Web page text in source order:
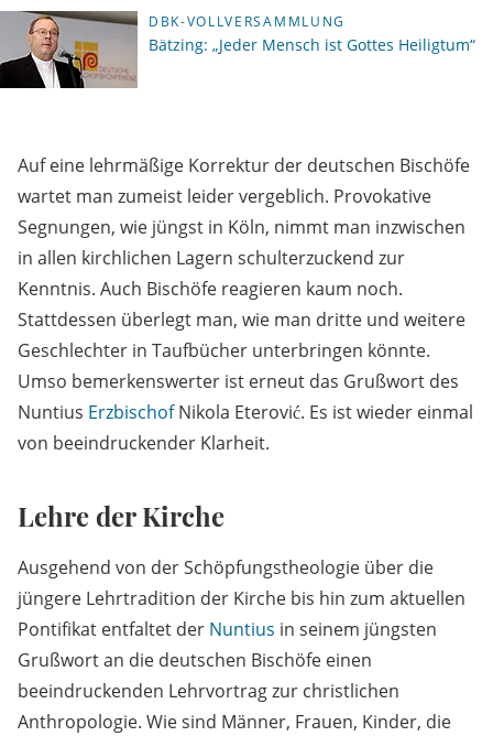
DBK-VOLLVERSAMMLUNG
Bätzing: „Jeder Mensch ist Gottes Heiligtum“
Auf eine lehrmäßige Korrektur der deutschen Bischöfe
wartet man zumeist leider vergeblich. Provokative
Segnungen, wie jüngst in Köln, nimmt man inzwischen
in allen kirchlichen Lagern schulterzuckend zur
Kenntnis. Auch Bischöfe reagieren kaum noch.
Stattdessen überlegt man, wie man dritte und weitere
Geschlechter in Taufbücher unterbringen könnte.
Umso bemerkenswerter ist erneut das Grußwort des
Nuntius ErzbischofNikola Eterović. Es ist wieder einmal
von beeindruckender Klarheit.
Lehre der Kirche
Ausgehend von der Schöpfungstheologie über die
jüngere Lehrtradition der Kirche bis hin zum aktuellen
Pontifikat entfaltet der Nuntius in seinem jüngsten
Grußwort an die deutschen Bischöfe einen
beeindruckenden Lehrvortrag zur christlichen
Anthropologie. Wie sind Männer, Frauen, Kinder, die